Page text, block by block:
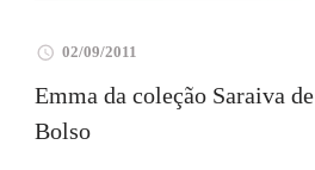
02/09/2011
Emma da coleção Saraiva de
Bolso